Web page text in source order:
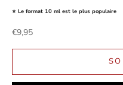
⭐ Le format 10 ml est le plus populaire
Sale price
€9,95